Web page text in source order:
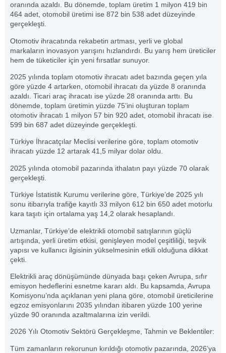
oranında azaldı. Bu dönemde, toplam üretim 1 milyon 419 bin
464 adet, otomobil üretimi ise 872 bin 538 adet düzeyinde
gerçekleşti.
Otomotiv ihracatında rekabetin artması, yerli ve global
markaların inovasyon yarışını hızlandırdı. Bu yarış hem üreticiler
hem de tüketiciler için yeni fırsatlar sunuyor.
2025 yılında toplam otomotiv ihracatı adet bazında geçen yıla
göre yüzde 4 artarken, otomobil ihracatı da yüzde 8 oranında
azaldı. Ticari araç ihracatı ise yüzde 28 oranında arttı. Bu
dönemde, toplam üretimin yüzde 75’ini oluşturan toplam
otomotiv ihracatı 1 milyon 57 bin 920 adet, otomobil ihracatı ise
599 bin 687 adet düzeyinde gerçekleşti.
Türkiye İhracatçılar Meclisi verilerine göre, toplam otomotiv
ihracatı yüzde 12 artarak 41,5 milyar dolar oldu.
2025 yılında otomobil pazarında ithalatın payı yüzde 70 olarak
gerçekleşti.
Türkiye İstatistik Kurumu verilerine göre, Türkiye’de 2025 yılı
sonu itibarıyla trafiğe kayıtlı 33 milyon 612 bin 650 adet motorlu
kara taşıtı için ortalama yaş 14,2 olarak hesaplandı.
Uzmanlar, Türkiye’de elektrikli otomobil satışlarının güçlü
artışında, yerli üretim etkisi, genişleyen model çeşitliliği, teşvik
yapısı ve kullanıcı ilgisinin yükselmesinin etkili olduğuna dikkat
çekti.
Elektrikli araç dönüşümünde dünyada başı çeken Avrupa, sıfır
emisyon hedeflerini esnetme kararı aldı. Bu kapsamda, Avrupa
Komisyonu’nda açıklanan yeni plana göre, otomobil üreticilerine
egzoz emisyonlarını 2035 yılından itibaren yüzde 100 yerine
yüzde 90 oranında azaltmalarına izin verildi.
2026 Yılı Otomotiv Sektörü Gerçekleşme, Tahmin ve Beklentiler:
Tüm zamanların rekorunun kırıldığı otomotiv pazarında, 2026’ya